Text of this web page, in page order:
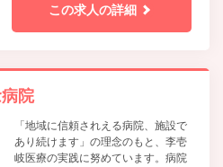
この求人の詳細
院
「地域に信頼されえる病院、施設で
あり続けます」の理念のもと、李壱
岐医療の実践に努めています。病院